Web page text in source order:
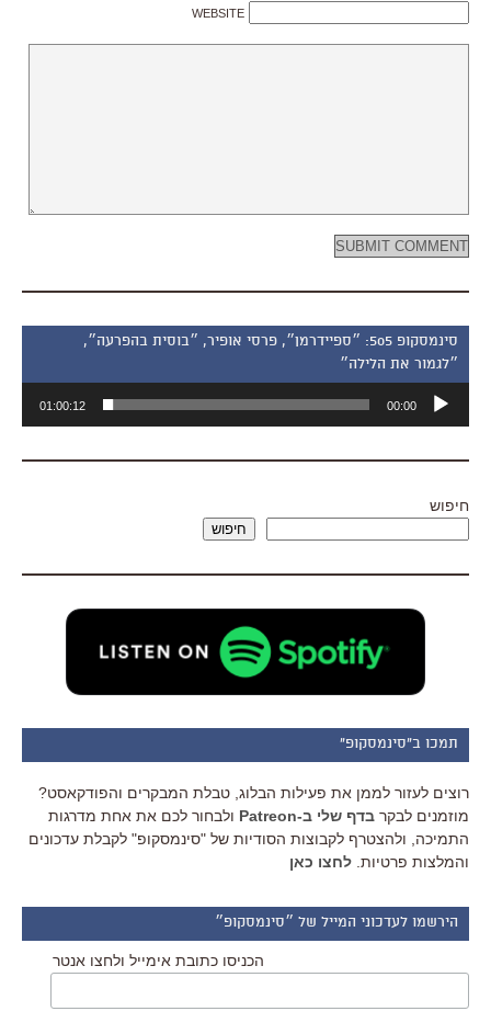
WEBSITE
סינמסקופ 505: ״ספיידרמן״, פרסי אופיר, ״בוסית בהפרעה״,
״לגמור את הלילה״
אודיו
00:00
01:00:12
חיפוש
חיפוש
תמכו ב"סינמסקופ"
רוצים לעזור לממן את פעילות הבלוג, טבלת המבקרים והפודקאסט?
מוזמנים לבקר בדף שלי ב-Patreon
ולבחור לכם את אחת מדרגות
התמיכה, ולהצטרף לקבוצות הסודיות של "סינמסקופ" לקבלת עדכונים
והמלצות פרטיות. לחצו כאן
הירשמו לעדכוני המייל של ״סינמסקופ״
הכניסו כתובת אימייל ולחצו אנטר